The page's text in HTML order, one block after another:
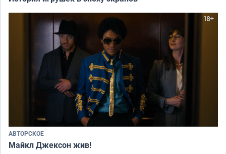
АВТОРСКОЕ
Майкл Джексон жив!